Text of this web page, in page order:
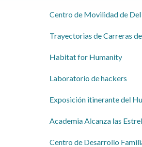
Centro de Movilidad de
Trayectorias de Carreras
Habitat for Humanity
Laboratorio de hackers
Exposición itinerante del
Academia Alcanza las
Centro de Desarrollo